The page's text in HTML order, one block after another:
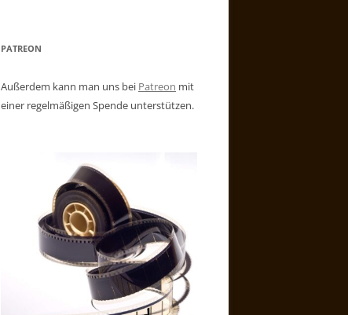
PATREON
Außerdem kann man uns bei Patreon mit
einer regelmäßigen Spende unterstützen.